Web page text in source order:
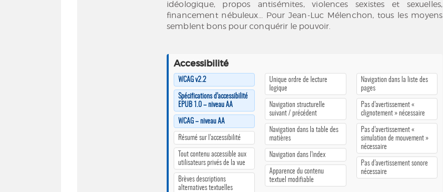
idéologique, propos antisémites, violences sexistes et sexuelles,
financement nébuleux... Pour Jean-Luc Mélenchon, tous les moyens
semblent bons pour conquérir le pouvoir.
Accessibilité
WCAG v2.2
Spécifications d’accessibilité
EPUB 1.0 – niveau AA
WCAG – niveau AA
Résumé sur l’accessibilité
Tout contenu accessible aux
utilisateurs privés de la vue
Brèves descriptions
alternatives textuelles
Unique ordre de lecture
logique
Navigation structurelle
suivant / précédent
Navigation dans la table des
matières
Navigation dans l’index
Apparence du contenu
textuel modifiable
Navigation dans la liste des
pages
Pas d’avertissement «
clignotement » nécessaire
Pas d’avertissement «
simulation de mouvement »
nécessaire
Pas d’avertissement sonore
nécessaire